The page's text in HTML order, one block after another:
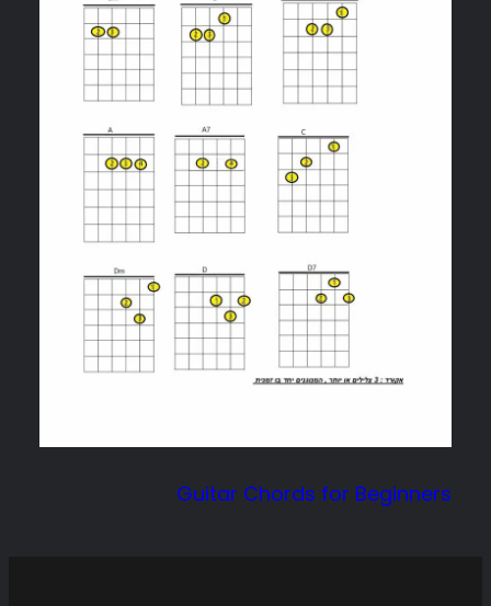
Guitar Chords for Beginners